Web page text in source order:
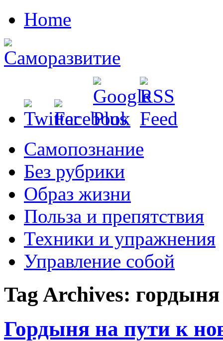
Home
Cамопознание
Без рубрики
Образ жизни
Польза и препятствия
Техники и упражнения
Управление собой
Tag Archives: гордыня
Гордыня на пути к